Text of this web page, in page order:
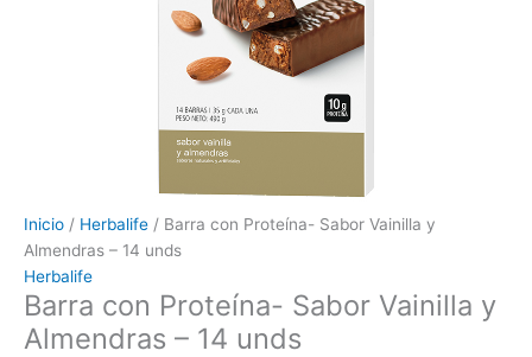
Inicio / Herbalife / Barra con Proteína- Sabor Vainilla y
Almendras – 14 unds
Herbalife
Barra con Proteína- Sabor Vainilla y
Almendras – 14 unds